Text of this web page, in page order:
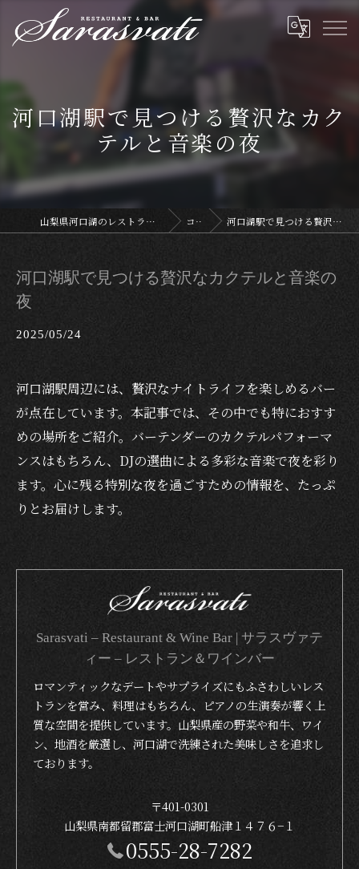
河口湖駅で見つける贅沢なカク
テルと音楽の夜
山梨県河口湖のレストランならサラスヴァティー コラム 河口湖駅で見つける贅沢なカクテルと音楽の夜
河口湖駅で見つける贅沢なカクテルと音楽の
夜
2025/05/24
河口湖駅周辺には、贅沢なナイトライフを楽しめるバー
が点在しています。本記事では、その中でも特におすす
めの場所をご紹介。バーテンダーのカクテルパフォーマ
ンスはもちろん、DJの選曲による多彩な音楽で夜を彩り
ます。心に残る特別な夜を過ごすための情報を、たっぷ
りとお届けします。
Sarasvati – Restaurant & Wine Bar | サラスヴァテ
ィー – レストラン＆ワインバー
ロマンティックなデートやサプライズにもふさわしいレス
トランを営み、料理はもちろん、ピアノの生演奏が響く上
質な空間を提供しています。山梨県産の野菜や和牛、ワイ
ン、地酒を厳選し、河口湖で洗練された美味しさを追求し
ております。
〒401-0301
山梨県南都留郡富士河口湖町船津１４７６−１
0555-28-7282